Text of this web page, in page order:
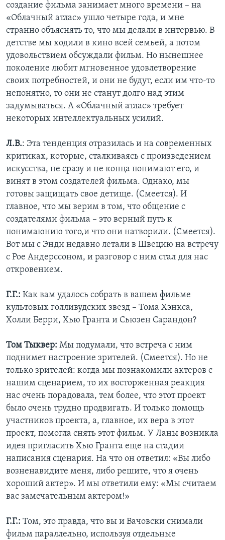
создание фильма занимает много времени – на
«Облачный атлас» ушло четыре года, и мне
странно объяснять то, что мы делали в интервью. В
детстве мы ходили в кино всей семьей, а потом
удовольствием обсуждали фильм. Но нынешнее
поколение любит мгновенное удовлетворение
своих потребностей, и они не будут, если им что-то
непонятно, то они не станут долго над этим
задумываться. А «Облачный атлас» требует
некоторых интеллектуальных усилий.
Л.В.: Эта тенденция отразилась и на современных
критиках, которые, сталкиваясь с произведением
искусства, не сразу и не конца понимают его, и
винят в этом создателей фильма. Однако, мы
готовы защищать свое детище. (Смеется). И
главное, что мы верим в том, что общение с
создателями фильма – это верный путь к
понимаюнию того,и что они натворили. (Смеется).
Вот мы с Энди недавно летали в Швецию на встречу
с Рое Андерссоном, и разговор с ним стал для нас
откровением.
Г.Г.: Как вам удалось собрать в вашем фильме
культовых голливудских звезд – Тома Хэнкса,
Холли Берри, Хью Гранта и Сьюзен Сарандон?
Том Тыквер: Мы подумали, что встреча с ним
поднимет настроение зрителей. (Смеется). Но не
только зрителей: когда мы познакомили актеров с
нашим сценарием, то их восторженная реакция
нас очень порадовала, тем более, что этот проект
было очень трудно продвигать. И только помощь
участников проекта, а, главное, их вера в этот
проект, помогла снять этот фильм. У Ланы возникла
идея пригласить Хью Гранта еще на стадии
написания сценария. На что он ответил: «Вы либо
возненавидите меня, либо решите, что я очень
хороший актер». И мы ответили ему: «Мы считаем
вас замечательным актером!»
Г.Г.: Том, это правда, что вы и Вачовски снимали
фильм параллельно, используя отдельные